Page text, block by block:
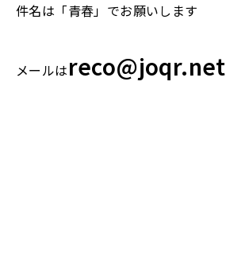
件名は「青春」でお願いします
メールはreco@joqr.net